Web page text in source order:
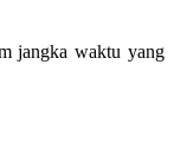
jangka waktu yang